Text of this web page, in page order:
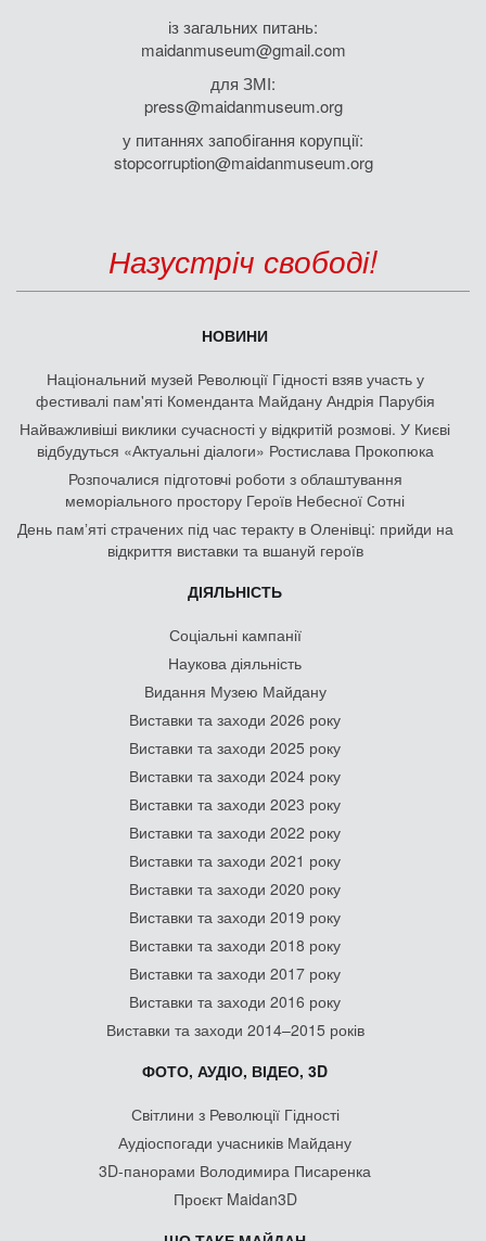
із загальних питань:
maidanmuseum@gmail.com
для ЗМІ:
press@maidanmuseum.org
у питаннях запобігання корупції:
stopcorruption@maidanmuseum.org
Назустріч свободі!
НОВИНИ
Національний музей Революції Гідності взяв участь у
фестивалі пам'яті Коменданта Майдану Андрія Парубія
Найважливіші виклики сучасності у відкритій розмові. У Києві
відбудуться «Актуальні діалоги» Ростислава Прокопюка
Розпочалися підготовчі роботи з облаштування
меморіального простору Героїв Небесної Сотні
День памʼяті страчених під час теракту в Оленівці: прийди на
відкриття виставки та вшануй героїв
ДІЯЛЬНІСТЬ
Соціальні кампанії
Наукова діяльність
Видання Музею Майдану
Виставки та заходи 2026 року
Виставки та заходи 2025 року
Виставки та заходи 2024 року
Виставки та заходи 2023 року
Виставки та заходи 2022 року
Виставки та заходи 2021 року
Виставки та заходи 2020 року
Виставки та заходи 2019 року
Виставки та заходи 2018 року
Виставки та заходи 2017 року
Виставки та заходи 2016 року
Виставки та заходи 2014–2015 років
ФОТО, АУДІО, ВІДЕО, 3D
Світлини з Революції Гідності
Аудіоспогади учасників Майдану
3D-панорами Володимира Писаренка
Проєкт Maidan3D